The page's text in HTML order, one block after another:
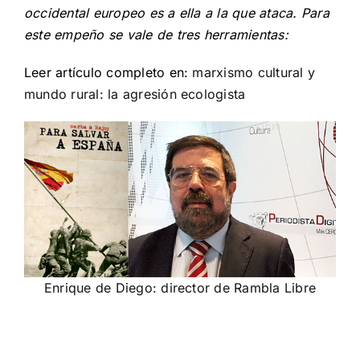
occidental europeo es a ella a la que ataca. Para
este empeño se vale de tres herramientas:
Leer artículo completo en: marxismo cultural y
mundo rural: la agresión ecologista
Enrique de Diego: director de Rambla Libre